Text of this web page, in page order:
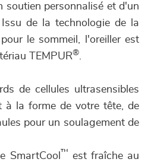
soutien personnalisé et d'un
de la technologie de la
le sommeil, l'oreiller est
TEMPUR®.
de cellules ultrasensibles
à la forme de votre tête, de
pour un soulagement de
SmartCool ™ est fraîche au